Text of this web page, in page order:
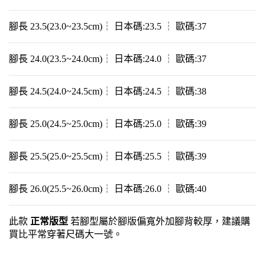
腳長 23.5(23.0~23.5cm)┆ 日本碼:23.5 ┆ 歐碼:37
腳長 24.0(23.5~24.0cm)┆ 日本碼:24.0 ┆ 歐碼:37
腳長 24.5(24.0~24.5cm)┆ 日本碼:24.5 ┆ 歐碼:38
腳長 25.0(24.5~25.0cm)┆ 日本碼:25.0 ┆ 歐碼:39
腳長 25.5(25.0~25.5cm)┆ 日本碼:25.5 ┆ 歐碼:39
腳長 26.0(25.5~26.0cm)┆ 日本碼:26.0 ┆ 歐碼:40
此款 正常版型 若腳型屬於腳版偏寬外加腳背較厚，建議購
買比平常穿著尺碼大一號。